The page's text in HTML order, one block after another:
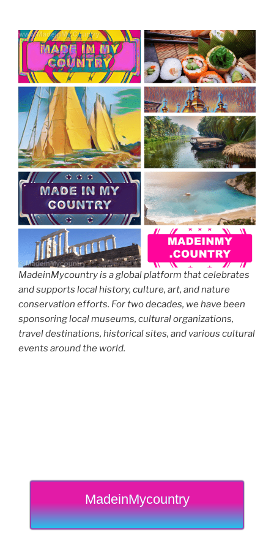
MadeinMycountry is a global platform that celebrates
and supports local history, culture, art, and nature
conservation efforts. For two decades, we have been
sponsoring local museums, cultural organizations,
travel destinations, historical sites, and various cultural
events around the world.
MadeinMycountry